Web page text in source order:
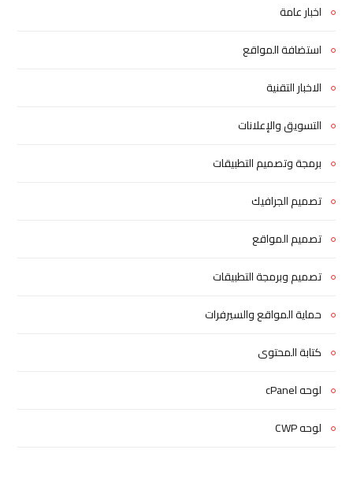
اخبار عامة
استضافة المواقع
الاخبار التقنية
التسويق والإعلانات
برمجة وتصميم التطبيقات
تصميم الجرافيك
تصميم المواقع
تصميم وبرمجة التطبيقات
حماية المواقع والسيرفرات
كتابة المحتوى
لوحه cPanel
لوحه CWP